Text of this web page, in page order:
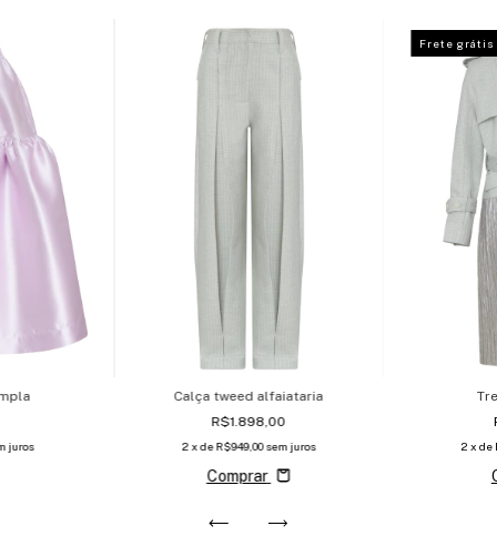
juros
Calça tweed alfaiataria
R$1.898,00
2 x deR$949,00 sem juros
Comprar
Frete grátis
2 x de